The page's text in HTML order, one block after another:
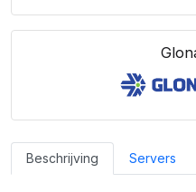
Beschrijving Servers